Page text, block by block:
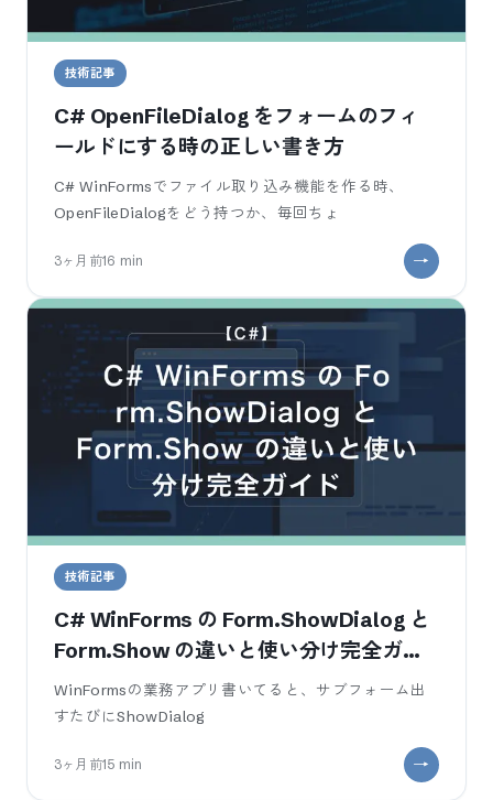
技術記事
C# OpenFileDialog をフォームのフィ
ールドにする時の正しい書き方
C# WinFormsでファイル取り込み機能を作る時、
OpenFileDialogをどう持つか、毎回ちょ
3ヶ月前16 min
技術記事
C# WinForms の Form.ShowDialog と
Form.Show の違いと使い分け完全ガイ
ド
WinFormsの業務アプリ書いてると、サブフォーム出
すたびにShowDialog
3ヶ月前15 min